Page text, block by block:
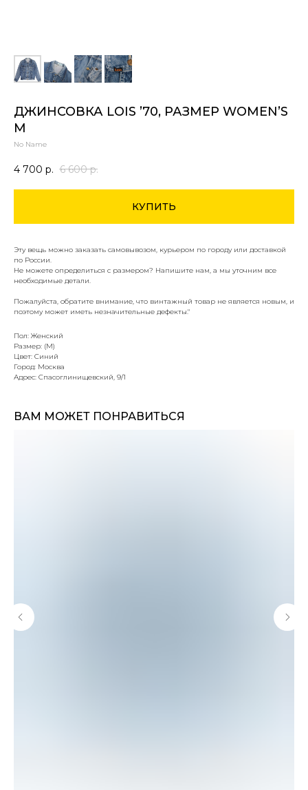
ДЖИНСОВКА LOIS ’70, РАЗМЕР WOMEN’S
М
No Name
4 700 р. 6 600 р.
КУПИТЬ
Эту вещь можно заказать самовывозом, курьером по городу или доставкой
по России.
Не можете определиться с размером? Напишите нам, а мы уточним все
необходимые детали.
Пожалуйста, обратите внимание, что винтажный товар не является новым, и
поэтому может иметь незначительные дефекты."
Пол: Женский
Размер: (M)
Цвет: Синий
Город: Москва
Адрес: Спасоглинищевский, 9/1
ВАМ МОЖЕТ ПОНРАВИТЬСЯ